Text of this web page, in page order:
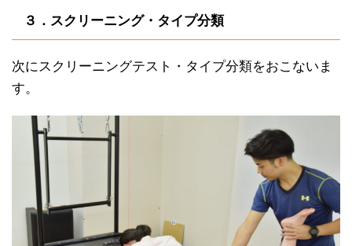
３．スクリーニング・タイプ分類
次にスクリーニングテスト・タイプ分類をおこないま
す。